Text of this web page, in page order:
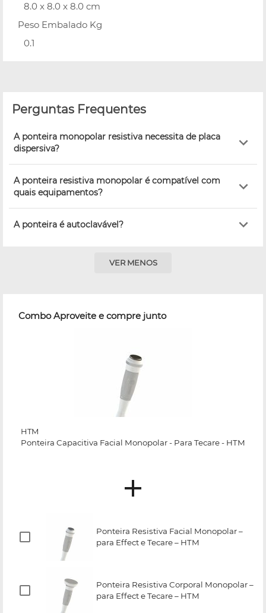
8.0 x 8.0 x 8.0 cm
Peso Embalado Kg
0.1
Perguntas Frequentes
A ponteira monopolar resistiva necessita de placa
dispersiva?
A ponteira resistiva monopolar é compatível com
quais equipamentos?
A ponteira é autoclavável?
VER MENOS
Combo Aproveite e compre junto
HTM
Ponteira Capacitiva Facial Monopolar - Para Tecare - HTM
Ponteira Resistiva Facial Monopolar –
para Effect e Tecare – HTM
Ponteira Resistiva Corporal Monopolar –
para Effect e Tecare – HTM